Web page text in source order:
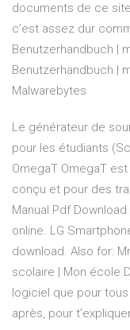
documents de ce
c’est assez dur
Benutzerhandbuch |
Benutzerhandbuch |
Malwarebytes
Le générateur de
pour les étudiants
OmegaT OmegaT
conçu et pour des
Manual Pdf Download.
online. LG
download. Also for:
scolaire | Mon école
logiciel que pour
après, pour